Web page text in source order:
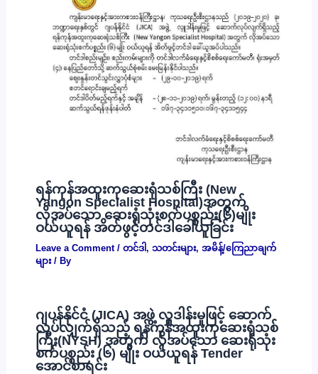
ရန်ကုန်အထူးကုဆေးရုံသစ်ကြီး (New
Yangon Specialist Hospital)အတွက်
လိုအပ်သော ဆေးရုံသုံးစက်ပစ္စည်း(၆)မျိုး
ဝယ်ယူရန် အိတ်ဖွင့်တင်ဒါခေါ်ယူခြင်း
Leave a Comment / တင်ဒါ , သတင်းများ, အမိန့်/ကြေညာချက်
များ/ By
ဂျပန်နိုင်ငံ (JICA) အဖွဲ့ လှူဒါန်းမှုဖြင့် ဆောက်
လုပ်လျှက်ရှိသည့် ရန်ကုန်အထူးကုဆေးရုံသစ်
ကြီး(NYSH) အတွက် လိုအပ်သော ဆေးရုံသုံး
စက်ပစ္စည်း (၆) မျိုး ဝယ်ယူရန် Tender
အောင်စာရင်း